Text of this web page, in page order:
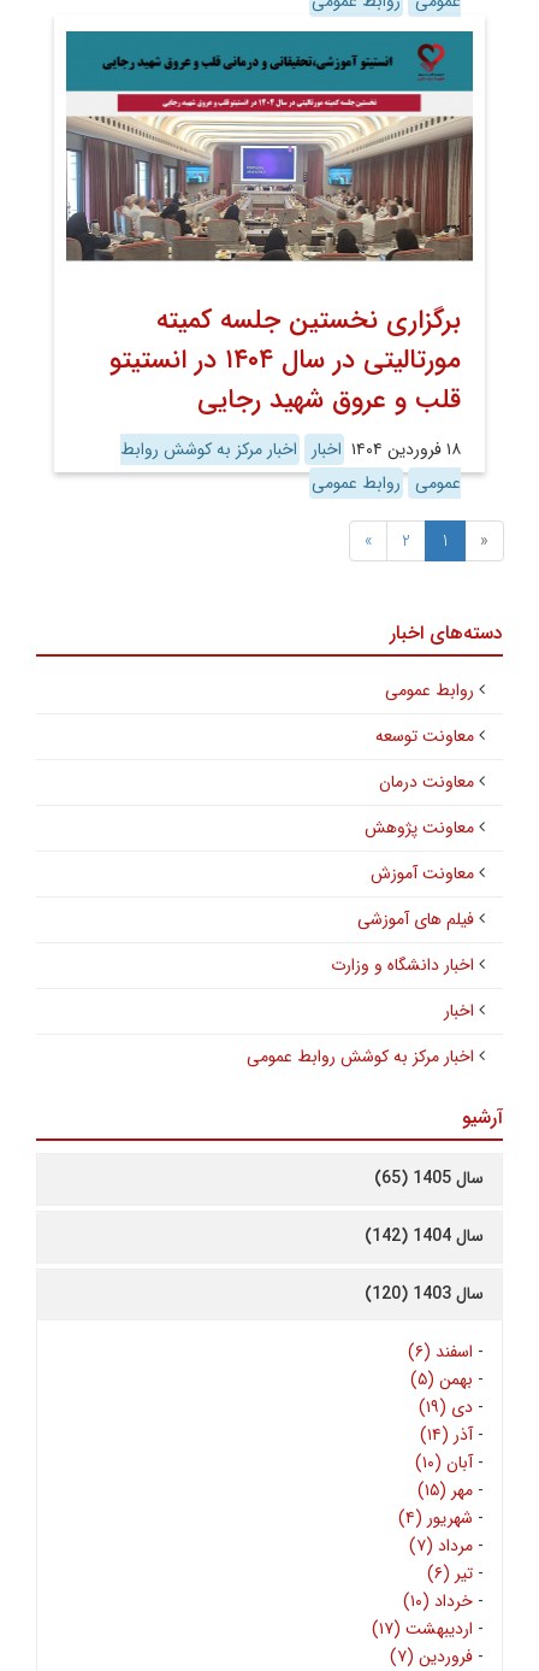
برگزاری نخستین جلسه کمیته
مورتالیتی در سال ۱۴۰۴ در انستیتو
قلب و عروق شهید رجایی
۱۸ فروردین ۱۴۰۴ اخبار
اخبار مرکز به کوشش روابط
عمومی روابط عمومی
«
1
2
»
دسته‌های اخبار
روابط عمومی
معاونت توسعه
معاونت درمان
معاونت پژوهش
معاونت آموزش
فیلم های آموزشی
اخبار دانشگاه و وزارت
اخبار
اخبار مرکز به کوشش روابط عمومی
آرشیو
سال 1405 (65)
سال 1404 (142)
سال 1403 (120)
- اسفند (۶)
- بهمن (۵)
- دی (۱۹)
-آذر (۱۴)
-آبان (۱۰)
- مهر (۱۵)
- شهریور (۴)
- مرداد (۷)
- تیر (۶)
- خرداد (۱۰)
- اردیبهشت (۱۷)
- فروردین (۷)